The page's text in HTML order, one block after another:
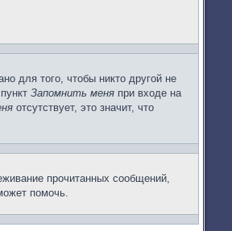
для того, чтобы никто другой не
Запомнить меня при входе на
отсутствует, это значит, что
прочитанных сообщений,
помочь.